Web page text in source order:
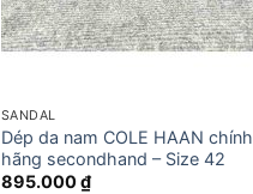
SANDAL
Dép da nam COLE HAAN chính
hãng secondhand – Size 42
895.000₫